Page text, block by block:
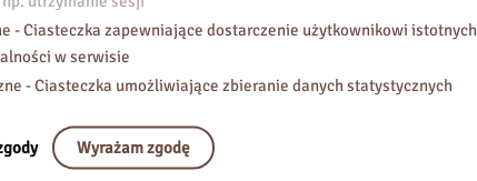
związanych z opieką i
funkcjonowaniem placówek
zachowań antyspołecznych oraz
- Ciasteczka zapewniające dostarczenie użytkownikowi istotnych
w serwisie
- Ciasteczka umożliwiające zbieranie danych statystycznych
Wyrażam zgodę